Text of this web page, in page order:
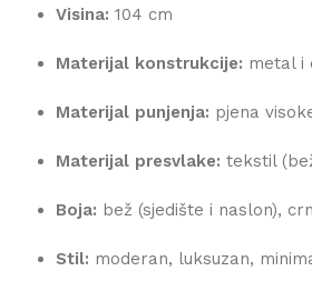
Visina: 104 cm
Materijal konstrukcije: metal i
Materijal punjenja: pjena
Materijal presvlake: tekstil
Boja: bež (sjedište i naslon),
Stil: moderan, luksuzan,